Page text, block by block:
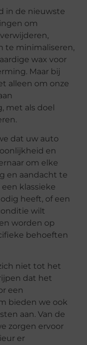
in de nieuwste
om
te minimaliseren,
wax voor
Maar bij
alleen om onze
met als doel
dat uw auto
en
om elke
en aandacht te
klassieke
heeft, of een
wilt
worden op
behoeften
niet tot het
dat het
een
bieden we ook
aan. Van de
zorgen ervoor
er